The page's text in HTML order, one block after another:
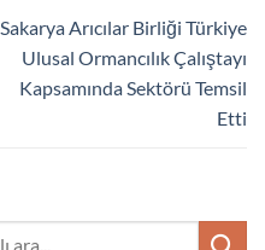
Sakarya Arıcılar Birliği Türkiye
Ulusal Ormancılık Çalıştayı
Kapsamında Sektörü Temsil
Etti